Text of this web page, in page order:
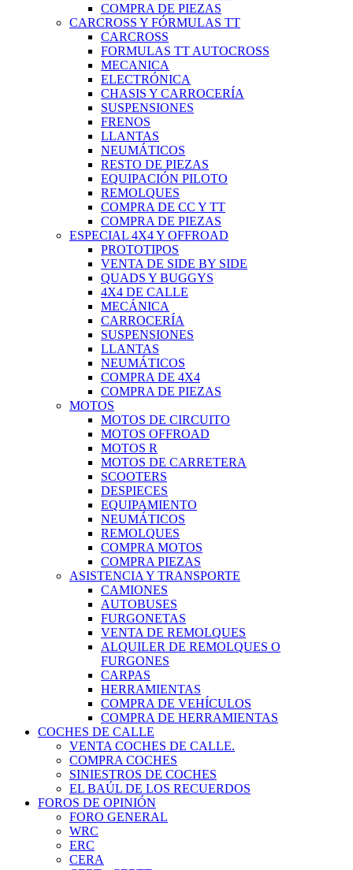
COMPRA DE PIEZAS
CARCROSS Y FÓRMULAS TT
CARCROSS
FORMULAS TT AUTOCROSS
MECANICA
ELECTRÓNICA
CHASIS Y CARROCERÍA
SUSPENSIONES
FRENOS
LLANTAS
NEUMÁTICOS
RESTO DE PIEZAS
EQUIPACIÓN PILOTO
REMOLQUES
COMPRA DE CC Y TT
COMPRA DE PIEZAS
ESPECIAL 4X4 Y OFFROAD
PROTOTIPOS
VENTA DE SIDE BY SIDE
QUADS Y BUGGYS
4X4 DE CALLE
MECÁNICA
CARROCERÍA
SUSPENSIONES
LLANTAS
NEUMÁTICOS
COMPRA DE 4X4
COMPRA DE PIEZAS
MOTOS
MOTOS DE CIRCUITO
MOTOS OFFROAD
MOTOS R
MOTOS DE CARRETERA
SCOOTERS
DESPIECES
EQUIPAMIENTO
NEUMÁTICOS
REMOLQUES
COMPRA MOTOS
COMPRA PIEZAS
ASISTENCIA Y TRANSPORTE
CAMIONES
AUTOBUSES
FURGONETAS
VENTA DE REMOLQUES
ALQUILER DE REMOLQUES O
FURGONES
CARPAS
HERRAMIENTAS
COMPRA DE VEHÍCULOS
COMPRA DE HERRAMIENTAS
COCHES DE CALLE
VENTA COCHES DE CALLE.
COMPRA COCHES
SINIESTROS DE COCHES
EL BAÚL DE LOS RECUERDOS
FOROS DE OPINIÓN
FORO GENERAL
WRC
ERC
CERA